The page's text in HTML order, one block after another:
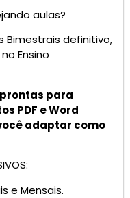
aulas?
Bimestrais definitivo,
Ensino
para
PDF e Word
adaptar como
e Mensais.